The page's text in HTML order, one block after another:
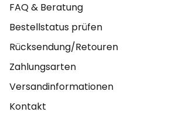
FAQ & Beratung
Bestellstatus prüfen
Rücksendung/Retouren
Zahlungsarten
Versandinformationen
Kontakt